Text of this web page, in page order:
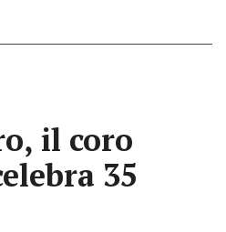
il coro
35